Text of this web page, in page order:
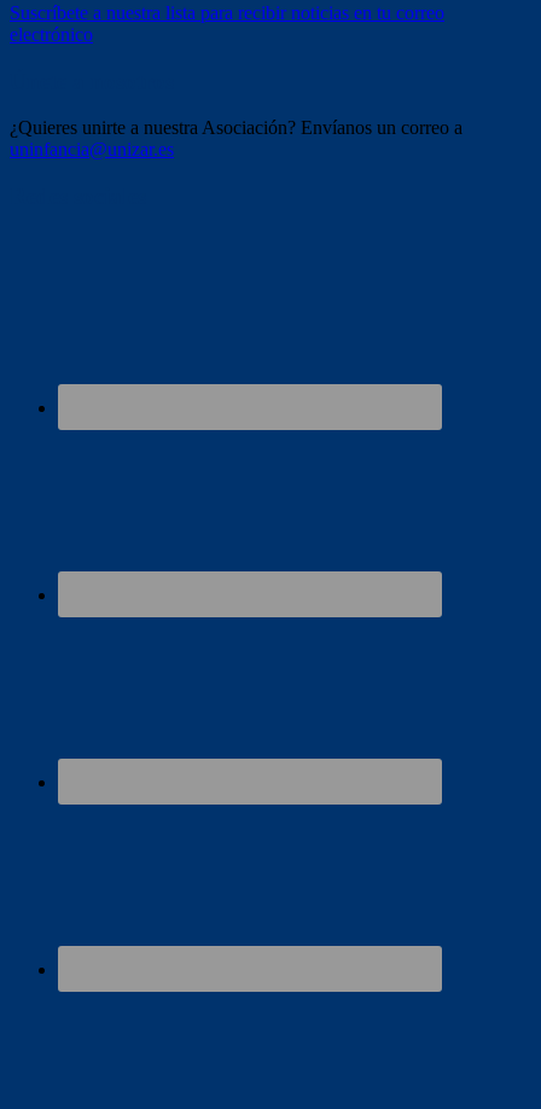
Suscríbete a nuestra lista para recibir noticias en tu correo
electrónico
¿Quieres unirte a nuestra Asociación? Envíanos un correo a
uninfancia@unizar.es